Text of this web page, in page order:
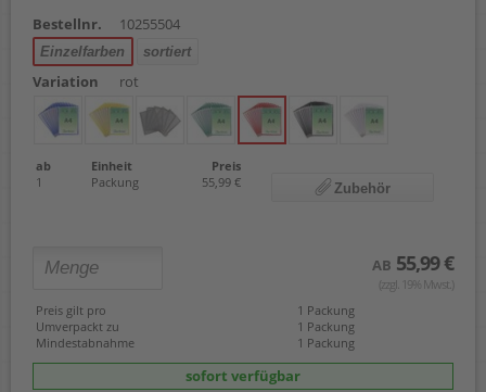
Bestellnr.
10255504
Einzelfarben sortiert
Variation rot
ab Einheit
Preis
1
Packung 55,99 € Zubehör
AB 55,99 €
(zzgl. 19% Mwst.)
Preis gilt pro
1 Packung
Umverpackt zu
1 Packung
Mindestabnahme
1 Packung
sofort verfügbar